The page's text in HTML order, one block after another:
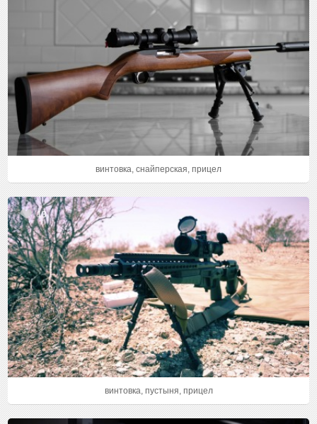
винтовка, снайперская, прицел
13
винтовка, пустыня, прицел